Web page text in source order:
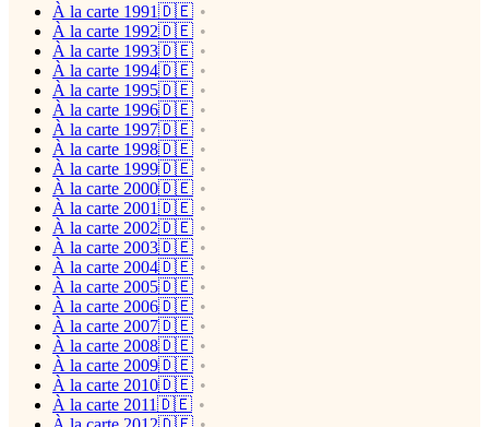
À la carte 1991🇩🇪
À la carte 1992🇩🇪
À la carte 1993🇩🇪
À la carte 1994🇩🇪
À la carte 1995🇩🇪
À la carte 1996🇩🇪
À la carte 1997🇩🇪
À la carte 1998🇩🇪
À la carte 1999🇩🇪
À la carte 2000🇩🇪
À la carte 2001🇩🇪
À la carte 2002🇩🇪
À la carte 2003🇩🇪
À la carte 2004🇩🇪
À la carte 2005🇩🇪
À la carte 2006🇩🇪
À la carte 2007🇩🇪
À la carte 2008🇩🇪
À la carte 2009🇩🇪
À la carte 2010🇩🇪
À la carte 2011🇩🇪